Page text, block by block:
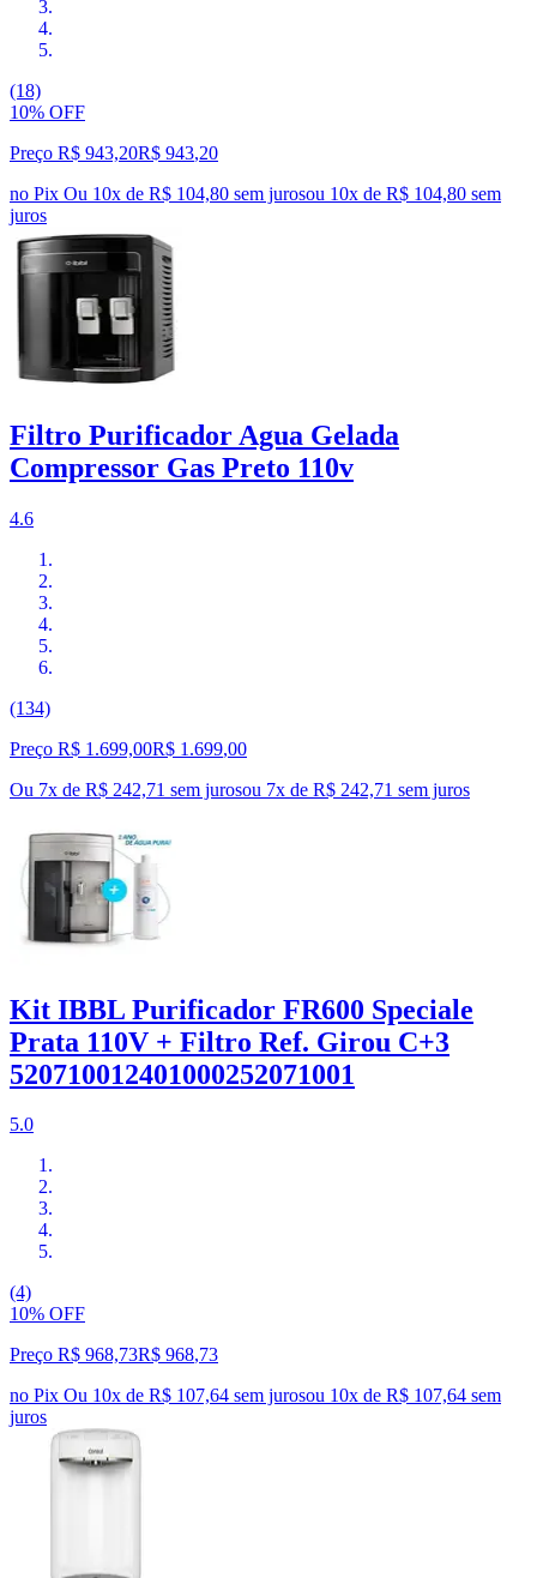
(18)
10% OFF
Preço R$ 943,20R$ 943,20
no Pix Ou 10x de R$ 104,80 sem jurosou 10x de R$ 104,80 sem
juros
Filtro Purificador Agua Gelada
Compressor Gas Preto 110v
4.6
(134)
Preço R$ 1.699,00R$ 1.699,00
Ou 7x de R$ 242,71 sem jurosou 7x de R$ 242,71 sem juros
Kit IBBL Purificador FR600 Speciale
Prata 110V + Filtro Ref. Girou C+3
520710012401000252071001
5.0
(4)
10% OFF
Preço R$ 968,73R$ 968,73
no Pix Ou 10x de R$ 107,64 sem jurosou 10x de R$ 107,64 sem
juros